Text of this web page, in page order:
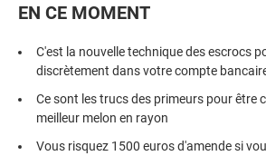
EN CE MOMENT
C'est la nouvelle technique des escrocs
discrètement dans votre compte
Ce sont les trucs des primeurs pour être
meilleur melon en rayon
Vous risquez 1500 euros d'amende si